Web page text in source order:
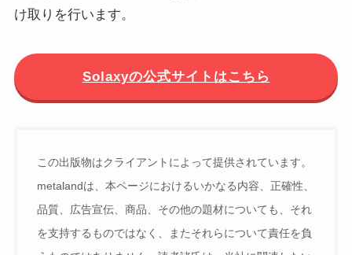
け取りを行います。
Solaxyの公式サイトはこちら
この出版物はクライアントによって提供されています。
metalandは、本ページにおけるいかなる内容、正確性、
品質、広告宣伝、商品、その他の題材についても、それ
を支持するものではなく、またそれらについて責任を負